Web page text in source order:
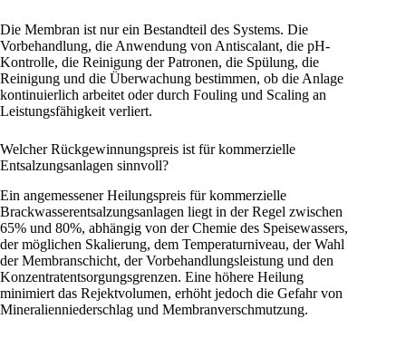
Die Membran ist nur ein Bestandteil des Systems. Die
Vorbehandlung, die Anwendung von Antiscalant, die pH-
Kontrolle, die Reinigung der Patronen, die Spülung, die
Reinigung und die Überwachung bestimmen, ob die Anlage
kontinuierlich arbeitet oder durch Fouling und Scaling an
Leistungsfähigkeit verliert.
Welcher Rückgewinnungspreis ist für kommerzielle
Entsalzungsanlagen sinnvoll?
Ein angemessener Heilungspreis für kommerzielle
Brackwasserentsalzungsanlagen liegt in der Regel zwischen
65% und 80%, abhängig von der Chemie des Speisewassers,
der möglichen Skalierung, dem Temperaturniveau, der Wahl
der Membranschicht, der Vorbehandlungsleistung und den
Konzentratentsorgungsgrenzen. Eine höhere Heilung
minimiert das Rejektvolumen, erhöht jedoch die Gefahr von
Mineralienniederschlag und Membranverschmutzung.